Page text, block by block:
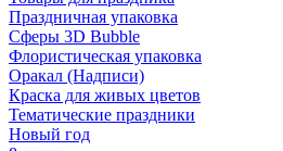
Праздничная упаковка
Сферы 3D Bubble
Флористическая упаковка
Оракал (Надписи)
Краска для живых цветов
Тематические праздники
Новый год